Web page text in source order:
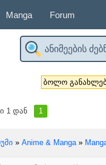
Manga Forum
ბოლო
1დან 1
» Anime & Manga »